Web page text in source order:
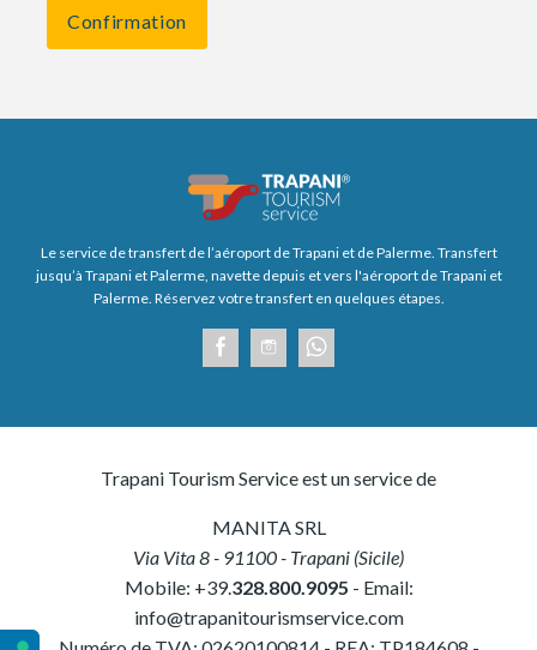
Le service de transfert de l’aéroport de Trapani et de Palerme. Transfert
jusqu’à Trapani et Palerme, navette depuis et vers l'aéroport de Trapani et
Palerme. Réservez votre transfert en quelques étapes.
Trapani Tourism Service est un service de
MANITA SRL
Via Vita 8- 91100- Trapani (Sicile)
Mobile: +39.328.800.9095 - Email:
info@trapanitourismservice.com